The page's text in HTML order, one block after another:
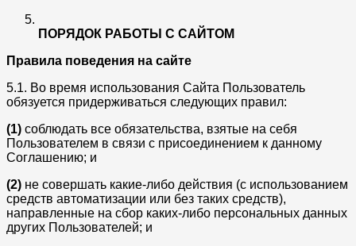
ПОРЯДОК РАБОТЫ С САЙТОМ
Правила поведения на сайте
5.1. Во время использования Сайта Пользователь
обязуется придерживаться следующих правил:
(1) соблюдать все обязательства, взятые на себя
Пользователем в связи с присоединением к данному
Соглашению; и
(2) не совершать какие-либо действия (с использованием
средств автоматизации или без таких средств),
направленные на сбор каких-либо персональных данных
других Пользователей; и